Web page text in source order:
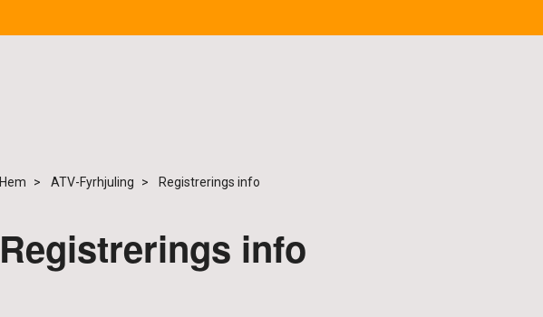
Hem ATV-Fyrhjuling Registrerings info
Registrerings info